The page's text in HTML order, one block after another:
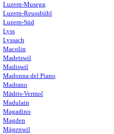
Luzern-Musegg
Luzern-Reussbühl
Luzern-Süd
Lyss
Lyssach
Macolin
Madetswil
Madiswil
Madonna del Piano
Madrano
Mädris-Vermol
Madulain
Magadino
Magden
Mägenwil